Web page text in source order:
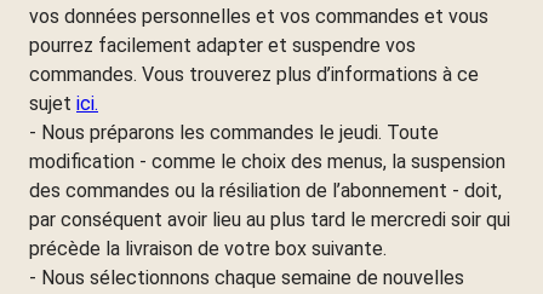
vos données personnelles et vos commandes et vous
pourrez facilement adapter et suspendre vos
commandes. Vous trouverez plus d’informations à ce
sujet ici.
- Nous préparons les commandes le jeudi. Toute
modification - comme le choix des menus, la suspension
des commandes ou la résiliation de l’abonnement - doit,
par conséquent avoir lieu au plus tard le mercredi soir qui
précède la livraison de votre box suivante.
- Nous sélectionnons chaque semaine de nouvelles